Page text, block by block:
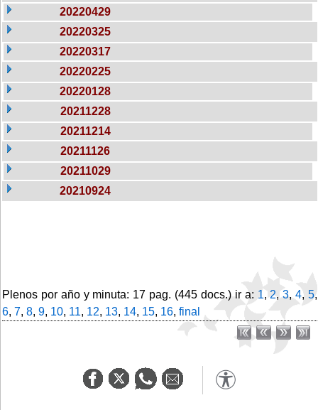
20220429
20220325
20220317
20220225
20220128
20211228
20211214
20211126
20211029
20210924
Plenos por año y minuta: 17 pag. (445 docs.) ir a: 1,2,3,4,5,
6, 7, 8, 9, 10, 11, 12, 13, 14, 15, 16, final